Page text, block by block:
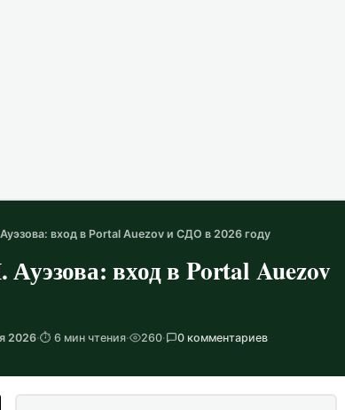
вход в Portal Auezov и СДО в 2026 году
вход в Portal Auezov
2026·⏱️ 6 мин чтения· 260· 0 комментариев